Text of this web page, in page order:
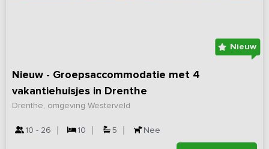
Nieuw
Nieuw - Groepsaccommodatie met 4
vakantiehuisjes in Drenthe
Drenthe, omgeving Westerveld
10 - 26 10 5 Nee